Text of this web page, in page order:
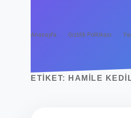
Anasayfa Gizlilik Politikası
ETIKET: HAMILE